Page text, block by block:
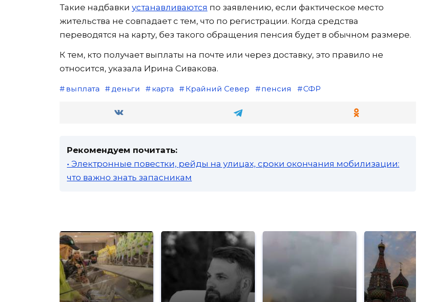
Такие надбавки устанавливаются по заявлению, если фактическое место
жительства не совпадает с тем, что по регистрации. Когда средства
переводятся на карту, без такого обращения пенсия будет в обычном размере.
К тем, кто получает выплаты на почте или через доставку, это правило не
относится, указала Ирина Сивакова.
выплата деньги карта Крайний Север пенсия СФР
Рекомендуем почитать:
• Электронные повестки, рейды на улицах, сроки окончания мобилизации:
что важно знать запасникам